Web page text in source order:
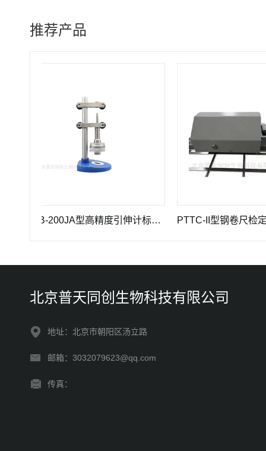
推荐产品
GWB-200JA型高精度引伸计标定仪长度计量器具
北京普天同创生物科技有限公司
地址：北京市朝阳区汤立路
邮箱：3032079623@qq.com
传真：